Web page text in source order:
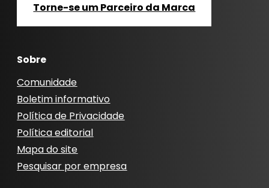
Torne-se um Parceiro da Marca
Sobre
Comunidade
Boletim informativo
Política de Privacidade
Política editorial
Mapa do site
Pesquisar por empresa